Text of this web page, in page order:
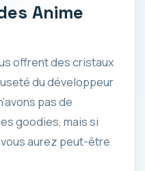
Anime
offrent des cristaux
du développeur
pas de
goodies, mais si
aurez peut-être